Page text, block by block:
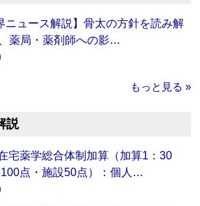
ニュース解説】骨太の方針を読み解
薬局・薬剤師への影…
もっと見る »
説
宅薬学総合体制加算（加算1：30
点・施設50点）：個人…